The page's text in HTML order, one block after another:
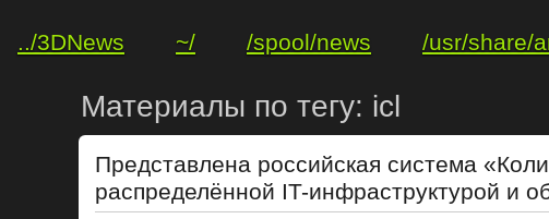
../3DNews ~/ /spool/news /usr/share/
Материалы по тегу: icl
Представлена российская система
распределённой IT-инфраструктурой и